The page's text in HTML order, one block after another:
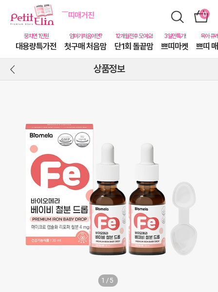
대용량특가전 첫구매 처음맘 단1회 돌끝맘 쁘띠마켓 쁘띠
상품정보
1/5